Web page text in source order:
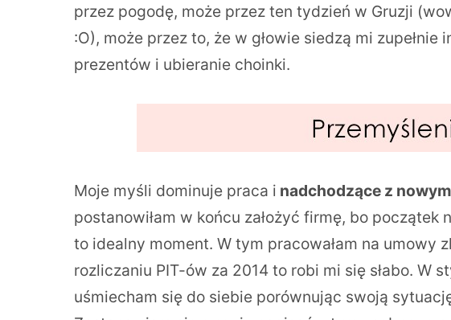
przez pogodę, może przez ten tydzień w Gruzji
:O), może przez to, że w głowie siedzą mi
prezentów i ubieranie choinki.
Moje myśli dominuje praca i nadchodzące z
postanowiłam w końcu założyć firmę, bo początek
to idealny moment. W tym pracowałam na umowy
rozliczaniu PIT-ów za 2014 to robi mi się słabo. W
uśmiecham się do siebie porównując swoją